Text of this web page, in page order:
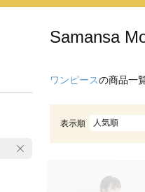
Samansa
ワンピースの商品一
表示順 人気順